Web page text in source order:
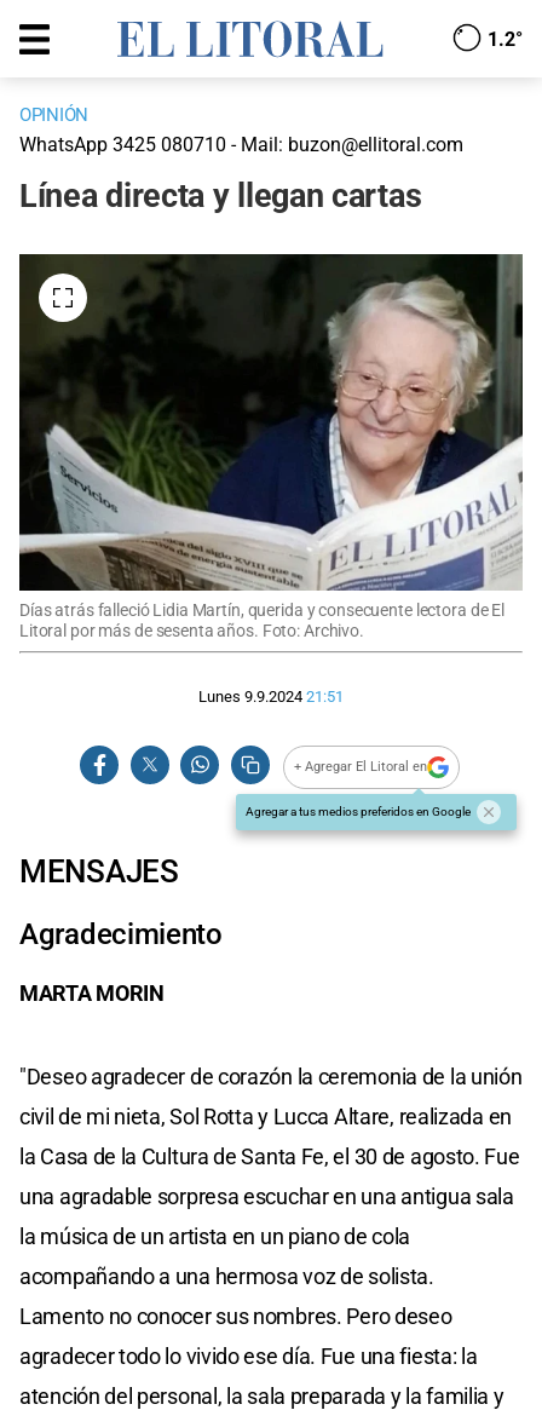
1.2°
OPINIÓN
WhatsApp 3425 080710 - Mail: buzon@ellitoral.com
Línea directa y llegan cartas
Días atrás falleció Lidia Martín, querida y consecuente lectora de El
Litoral por más de sesenta años. Foto: Archivo.
Lunes 9.9.2024 21:51
+ Agregar El Litoral en
Agregar a tus medios preferidos en Google
MENSAJES
Agradecimiento
MARTA MORIN
"Deseo agradecer de corazón la ceremonia de la unión
civil de mi nieta, Sol Rotta y Lucca Altare, realizada en
la Casa de la Cultura de Santa Fe, el 30 de agosto. Fue
una agradable sorpresa escuchar en una antigua sala
la música de un artista en un piano de cola
acompañando a una hermosa voz de solista.
Lamento no conocer sus nombres. Pero deseo
agradecer todo lo vivido ese día. Fue una fiesta: la
atención del personal, la sala preparada y la familia y